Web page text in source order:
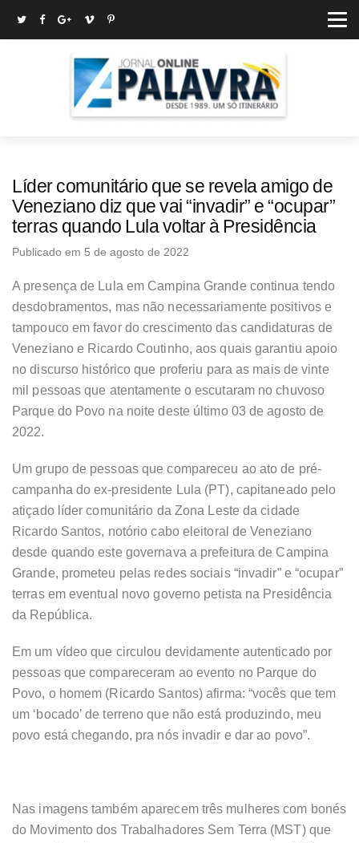
Líder comunitário que se revela amigo de
Veneziano diz que vai “invadir” e “ocupar”
terras quando Lula voltar à Presidência
Publicado em 5 de agosto de 2022
A presença de Lula em Campina Grande continua tendo
desdobramentos, mas não necessariamente positivos e
tampouco em favor do crescimento das candidaturas de
Veneziano e Ricardo Coutinho, aos quais garantiu apoio
no discurso histórico que proferiu para as mais de vinte
mil pessoas que atentamente o escutaram no chuvoso
Parque do Povo na noite deste último 03 de agosto de
2022.
Um grupo de pessoas que compareceu ao ato de pré-
campanha do ex-presidente Lula (PT), capitaneado pelo
atiçado líder comunitário da Zona Leste da cidade
Ricardo Santos, notório cabo eleitoral de Veneziano
desde quando este governava a prefeitura de Campina
Grande, prometeu pelas redes sociais “invadir” e “ocupar”
terras em eventual novo governo petista na Presidência
da República.
Em um vídeo que circulou devidamente autenticado por
pessoas que compareceram ao evento no Parque do
Povo, o homem (Ricardo Santos) afirma: “vocês que tem
um ‘bocado’ de terreno que não está produzindo, meu
povo está chegando, pra nós invadir e dar ao povo”.
Nas imagens também aparecem três mulheres com bonés
do Movimento dos Trabalhadores Sem Terra (MST) que